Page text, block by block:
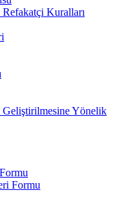
Kuralları
Geliştirilmesine Yönelik
Formu